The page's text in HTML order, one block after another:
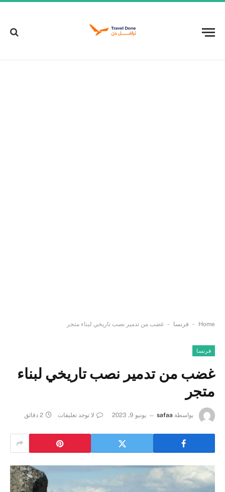
Home
- فرنسا - غضب من تدمير نصب تاريخي لبناء متجر
فرنسا
غضب من تدمير نصب تاريخي لبناء
متجر
بواسطة safaa يونيو 9, 2023 لا توجد تعليقات 2 دقائق